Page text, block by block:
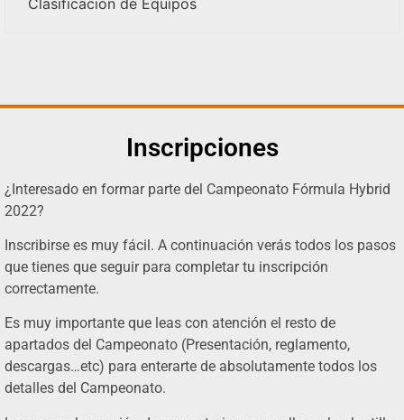
Inscripciones
¿Interesado en formar parte del Campeonato Fórmula Hybrid
2022?
Inscribirse es muy fácil. A continuación verás todos los pasos
que tienes que seguir para completar tu inscripción
correctamente.
Es muy importante que leas con atención el resto de
apartados del Campeonato (Presentación, reglamento,
descargas…etc) para enterarte de absolutamente todos los
detalles del Campeonato.